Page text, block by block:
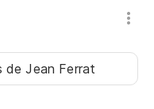
de Jean Ferrat